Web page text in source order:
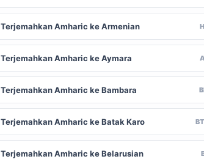
Terjemahkan Amharic ke Armenian
Terjemahkan Amharic ke Aymara
Terjemahkan Amharic ke Bambara
Terjemahkan Amharic ke Batak Karo
Terjemahkan Amharic ke Belarusian